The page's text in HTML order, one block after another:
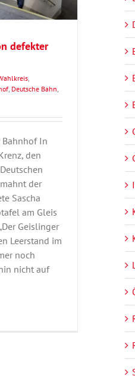
defekter
,
, Deutsche Bahn,
Bahnhof In
den
der
Sascha
am Gleis
Geislinger
Leerstand im
noch
nicht auf